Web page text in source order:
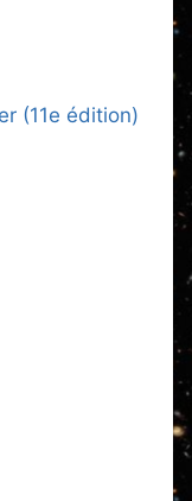
(11e édition)